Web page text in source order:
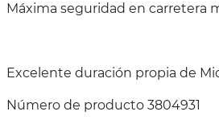
Máxima seguridad en carretera
Excelente duración propia de
Número de producto 3804931